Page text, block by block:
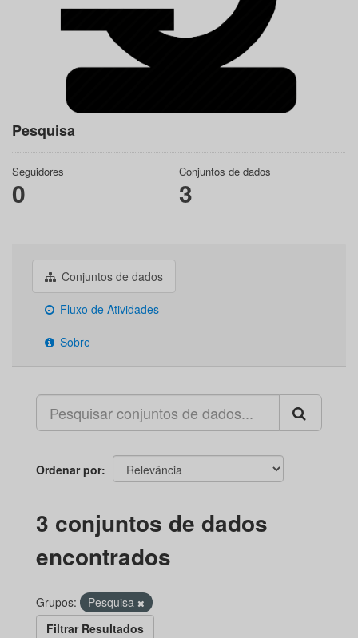
Pesquisa
Seguidores
0
Conjuntos de dados
3
Conjuntos de dados
Fluxo de Atividades
Sobre
Ordenar por
3 conjuntos de dados
encontrados
Grupos:
Pesquisa
Filtrar Resultados